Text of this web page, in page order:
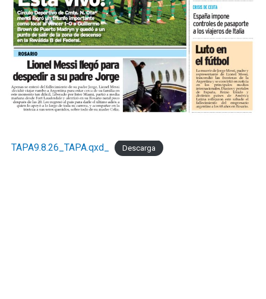
marplatense a través del DESE y pone estos resultados a
disposición de los actores públicos y privados con un
objetivo concreto: que las decisiones de política
económica estén informadas por la realidad del sector
que genera empleo formal, paga sus obligaciones y
sostiene la actividad comercial de Mar del Pata
."Necesitamos la recomposición el poder adquisitivo y el
TAPA9.8.26_TAPA.qxd_ Descarga